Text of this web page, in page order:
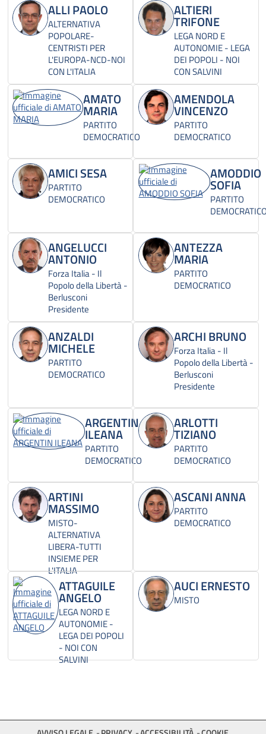
ALLI PAOLO
ALTERNATIVA
POPOLARE-
CENTRISTI PER
L'EUROPA-NCD-NOI
CON L'ITALIA
ALTIERI
TRIFONE
LEGA NORD E
AUTONOMIE - LEGA
DEI POPOLI - NOI
CON SALVINI
AMATO
MARIA
PARTITO
DEMOCRATICO
AMENDOLA
VINCENZO
PARTITO
DEMOCRATICO
AMICI SESA
PARTITO
DEMOCRATICO
AMODDIO
SOFIA
PARTITO
ANGELUCCI
ANTONIO
Forza Italia - Il
Popolo della Libertà -
Berlusconi
Presidente
ANTEZZA
MARIA
PARTITO
DEMOCRATICO
ANZALDI
MICHELE
PARTITO
DEMOCRATICO
ARCHI BRUNO
Forza Italia - Il
Popolo della Libertà -
Berlusconi
Presidente
ARGENTIN
ILEANA
PARTITO
DEMOCRATICO
ARLOTTI
TIZIANO
PARTITO
DEMOCRATICO
ARTINI
MASSIMO
MISTO-
ALTERNATIVA
LIBERA-TUTTI
INSIEME PER
L'ITALIA
ASCANI ANNA
PARTITO
DEMOCRATICO
ATTAGUILE
ANGELO
LEGA NORD E
AUTONOMIE -
LEGA DEI POPOLI
- NOI CON
SALVINI
AUCI ERNESTO
MISTO